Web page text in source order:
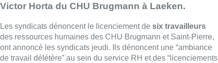
Victor Horta du CHU Brugmann à Laeken.
Les syndicats dénoncent le licenciement de six travailleurs
des ressources humaines des CHU Brugmann et Saint-Pierre,
ont annoncé les syndicats jeudi. Ils dénoncent une “ambiance
de travail délétère” au sein du service RH et des “licenciements